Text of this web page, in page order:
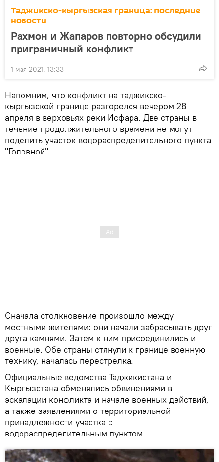
Таджикско-кыргызская граница: последние
новости
Рахмон и Жапаров повторно обсудили
приграничный конфликт
1 мая 2021, 13:33
Напомним, что конфликт на таджикско-
кыргызской границе разгорелся вечером 28
апреля в верховьях реки Исфара. Две страны в
течение продолжительного времени не могут
поделить участок водораспределительного пункта
"Головной".
Сначала столкновение произошло между
местными жителями: они начали забрасывать друг
друга камнями. Затем к ним присоединились и
военные. Обе страны стянули к границе военную
технику, началась перестрелка.
Официальные ведомства Таджикистана и
Кыргызстана обменялись обвинениями в
эскалации конфликта и начале военных действий,
а также заявлениями о территориальной
принадлежности участка с
водораспределительным пунктом.